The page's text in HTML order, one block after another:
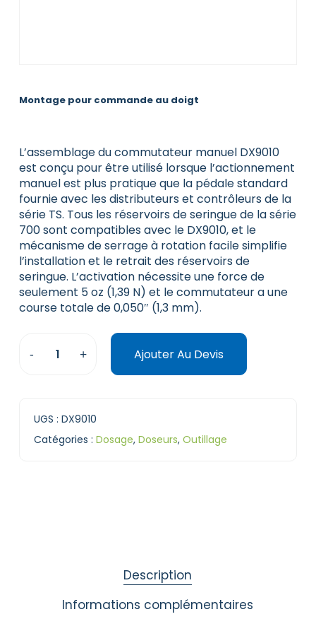
Montage pour commande au doigt
L’assemblage du commutateur manuel DX9010
est conçu pour être utilisé lorsque l’actionnement
manuel est plus pratique que la pédale standard
fournie avec les distributeurs et contrôleurs de la
série TS. Tous les réservoirs de seringue de la série
700 sont compatibles avec le DX9010, et le
mécanisme de serrage à rotation facile simplifie
l’installation et le retrait des réservoirs de
seringue. L’activation nécessite une force de
seulement 5 oz (1,39 N) et le commutateur a une
course totale de 0,050″ (1,3 mm).
Ajouter Au Devis
UGS : DX9010
Catégories : Dosage, Doseurs, Outillage
Description
Informations complémentaires